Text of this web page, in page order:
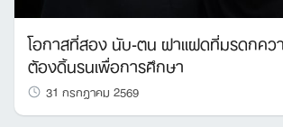
โอกาสที่สอง นับ-ตน ฝาแฝดที่มรดกคว
ต้องดิ้นรนเพื่อการศึกษา
31 กรกฎาคม 2569